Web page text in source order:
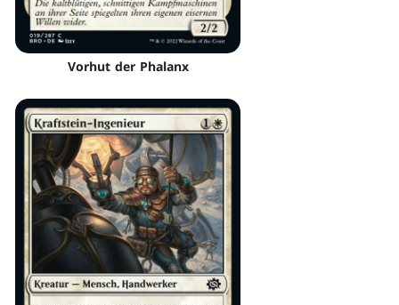
Vorhut der Phalanx